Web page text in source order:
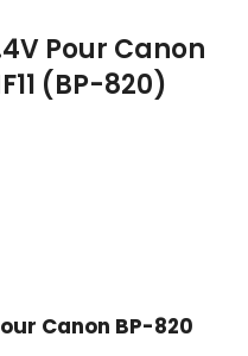
Pour Canon
(BP-820)
Canon BP-820